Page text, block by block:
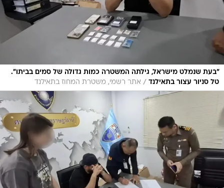
"בעת שנמלט מישראל, גילתה המשטרה כמות גדולה של סמים בביתו".
טל סניור עצור בתאילנד / אתר רשמי, משטרת המחוז בתאילנד